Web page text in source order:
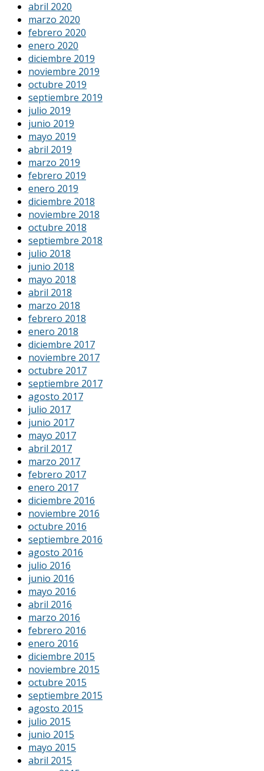
abril 2020
marzo 2020
febrero 2020
enero 2020
diciembre 2019
noviembre 2019
octubre 2019
septiembre 2019
julio 2019
junio 2019
mayo 2019
abril 2019
marzo 2019
febrero 2019
enero 2019
diciembre 2018
noviembre 2018
octubre 2018
septiembre 2018
julio 2018
junio 2018
mayo 2018
abril 2018
marzo 2018
febrero 2018
enero 2018
diciembre 2017
noviembre 2017
octubre 2017
septiembre 2017
agosto 2017
julio 2017
junio 2017
mayo 2017
abril 2017
marzo 2017
febrero 2017
enero 2017
diciembre 2016
noviembre 2016
octubre 2016
septiembre 2016
agosto 2016
julio 2016
junio 2016
mayo 2016
abril 2016
marzo 2016
febrero 2016
enero 2016
diciembre 2015
noviembre 2015
octubre 2015
septiembre 2015
agosto 2015
julio 2015
junio 2015
mayo 2015
abril 2015